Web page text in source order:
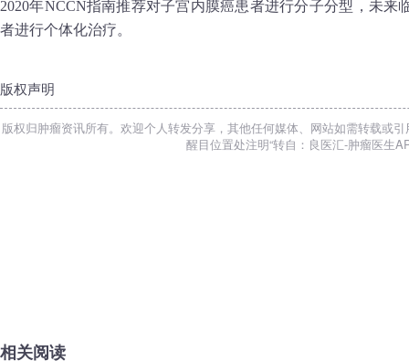
2020年NCCN指南推荐对子宫内膜癌患者进行分子分型，未来
者进行个体化治疗。
版权声明
版权归肿瘤资讯所有。欢迎个人转发分享，其他任何媒体、网站如需转载或
醒目位置处注明“转自：良医汇-肿瘤医生
相关阅读